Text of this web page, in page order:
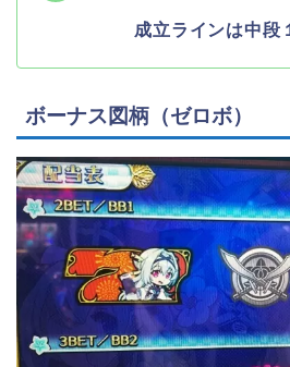
成立ラインは中段
ボーナス図柄（ゼロボ）